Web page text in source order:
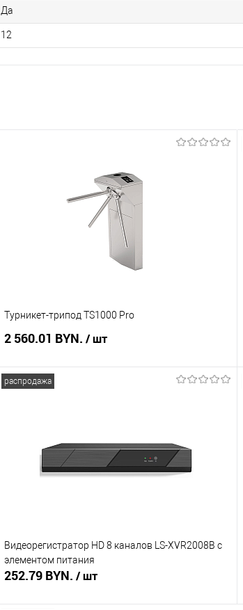
Да
12
Турникет-трипод TS1000 Pro
2 560.01 BYN. / шт
В избранное
В наличии
распродажа
Видеорегистратор HD 8 каналов LS-XVR2008B с
элементом питания
252.79 BYN. / шт